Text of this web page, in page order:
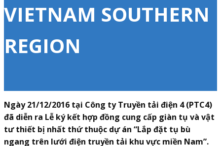
VIETNAM SOUTHERN
REGION
Ngày 21/12/2016 tại Công ty Truyền tải điện 4 (PTC4)
đã diễn ra Lễ ký kết hợp đồng cung cấp giàn tụ và vật
tư thiết bị nhất thứ thuộc dự án “Lắp đặt tụ bù
ngang trên lưới điện truyền tải khu vực miền Nam”.